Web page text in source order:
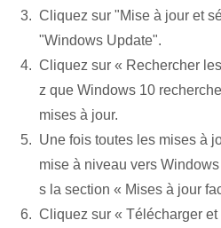
Cliquez sur "Mise à jour et
"Windows Update".
Cliquez sur « Rechercher
z que Windows 10
mises à jour.
Une fois toutes les mises à
mise à niveau vers
s la section « Mises à jour
Cliquez sur « Télécharger